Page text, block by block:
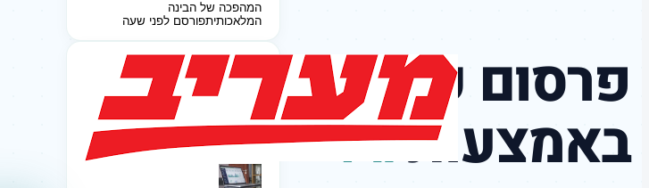
המהפכה של הבינה
המלאכותיתפורסם לפני שעה
פרסום כתבות
באמצעותAI